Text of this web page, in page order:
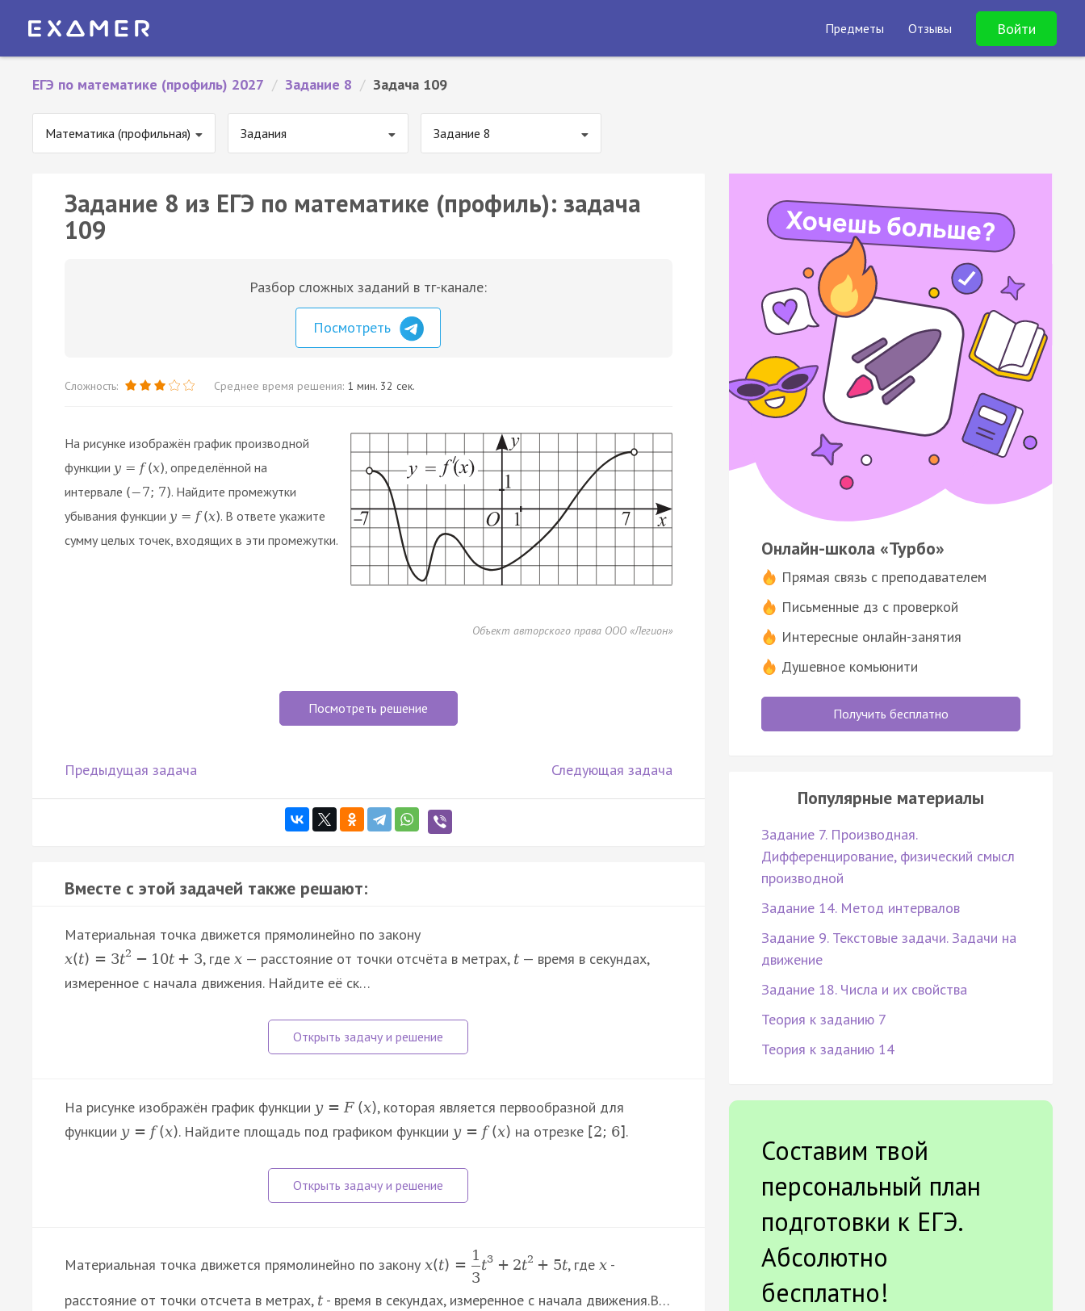
Предметы Отзывы Войти
ЕГЭ по математике (профиль) 2027 / Задание 8 / Задача 109
Математика (профильная) Задания Задание 8
Задание 8 из ЕГЭ по математике (профиль): задача
109
Разбор сложных заданий в тг-канале:
Посмотреть
Сложность: Среднее время решения: 1 мин. 32 сек.
На рисунке изображён график производной
функции y = f (x) , определённой на
интервале (−7; 7). Найдите промежутки
убывания функции y = f (x). В ответе укажите
сумму целых точек, входящих в эти промежутки.
Объект авторского права ООО «Легион»
Посмотреть решение
Предыдущая задача Следующая задача
Вместе с этой задачей также решают:
Материальная точка движется прямолинейно по закону
x(t) = 3t2 − 10t + 3, где x— расстояние от точки отсчёта в метрах, t— время в секундах,
измеренное с начала движения. Найдите её ск…
На рисунке изображён график функции y = F (x), которая является первообразной для
функции y = f (x). Найдите площадь под графиком функции y = f (x) на отрезке [2; 6].
Материальная точка движется прямолинейно по закону x(t) =
1
3
t3 + 2t2 + 5t, где x-
расстояние от точки отсчета в метрах, t - время в секундах, измеренное с начала движения.В…
Онлайн-школа «Турбо»
Прямая связь с преподавателем
Письменные дз с проверкой
Интересные онлайн-занятия
Душевное комьюнити
Получить бесплатно
Популярные материалы
Задание 7. Производная.
Дифференцирование, физический смысл
производной
Задание 14. Метод интервалов
Задание 9. Текстовые задачи. Задачи на
движение
Задание 18. Числа и их свойства
Теория к заданию 7
Теория к заданию 14
Составим твой
персональный план
подготовки к ЕГЭ.
Абсолютно
бесплатно!